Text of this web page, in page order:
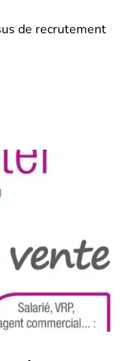
de recrutement